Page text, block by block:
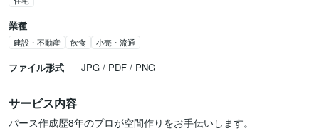
業種
建設・不動産 飲食 小売・流通
ファイル形式 JPG / PDF / PNG
サービス内容
パース作成歴8年のプロが空間作りをお手伝いします。